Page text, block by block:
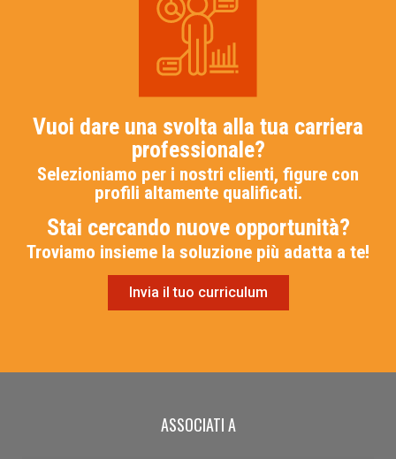
Vuoi dare una svolta alla tua carriera
professionale?
Selezioniamo per i nostri clienti, figure con
profili altamente qualificati.
Stai cercando nuove opportunità?
Troviamo insieme la soluzione più adatta a te!
Invia il tuo curriculum
ASSOCIATI A